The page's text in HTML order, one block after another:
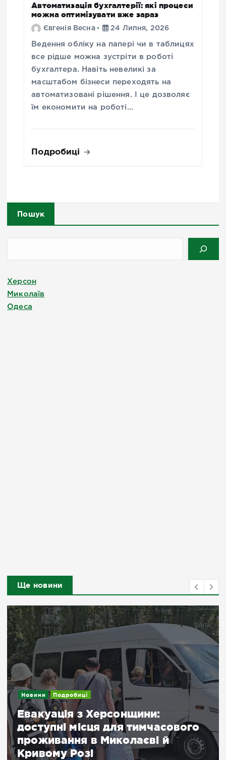
Автоматизація бухгалтерії: які процеси
можна оптимізувати вже зараз
Євгенія Весна 24 Липня, 2026
Ведення обліку на папері чи в таблицях
все рідше можна зустріти в роботі
бухгалтера. Навіть невеликі за
масштабом бізнеси переходять на
автоматизовані рішення. І це дозволяє
їм економити на роботі…
Подробиці
Пошук
Херсон
Миколаїв
Одеса
Ще новини
Новини Подробиці
Евакуація з Херсонщини:
доступні місця для тимчасового
проживання в Миколаєві й
Кривому Розі